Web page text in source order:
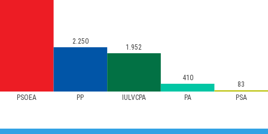
PSOEA PP IULVCPA PA PSA
2.250
1.952
410
83